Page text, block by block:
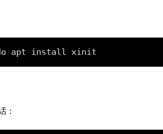
apt install xinit
：